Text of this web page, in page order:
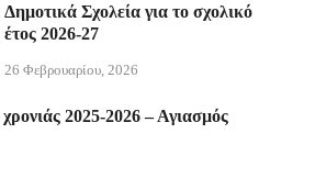
Δημοτικά Σχολεία για το σχολικό
έτος 2026-27
26 Φεβρουαρίου, 2026
2025-2026 – Αγιασμός